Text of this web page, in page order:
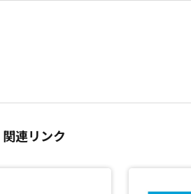
関連リンク